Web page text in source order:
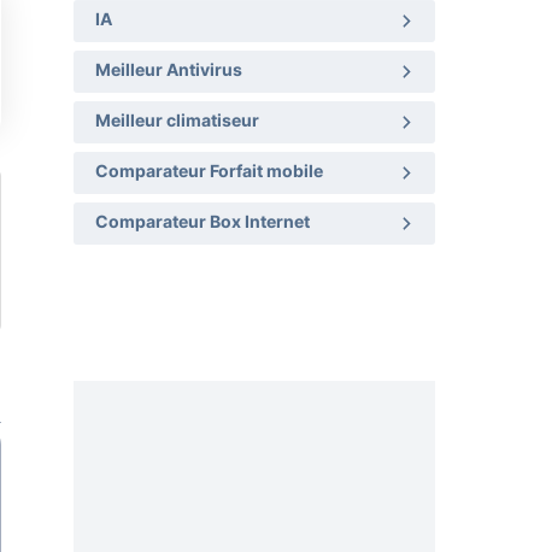
IA
Meilleur Antivirus
Meilleur climatiseur
Comparateur Forfait mobile
Comparateur Box Internet